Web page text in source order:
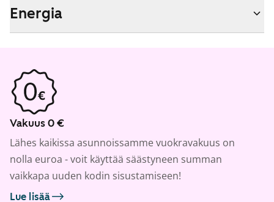
Energia
Vakuus 0 €
Lähes kaikissa asunnoissamme vuokravakuus on
nolla euroa - voit käyttää säästyneen summan
vaikkapa uuden kodin sisustamiseen!
Lue lisää